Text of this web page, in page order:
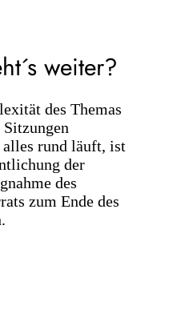
weiter?
des Themas
alles rund läuft, ist
der
des
zum Ende des